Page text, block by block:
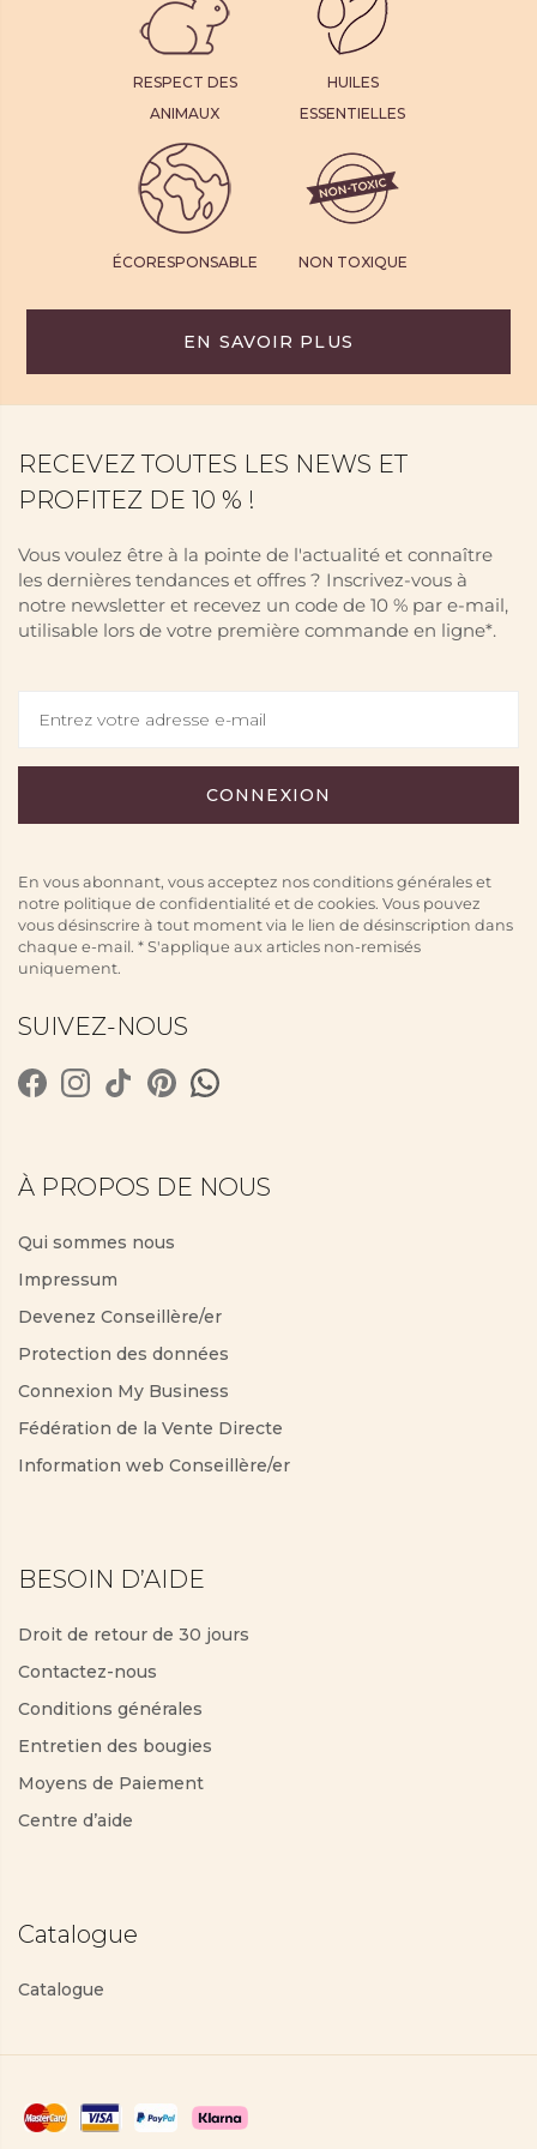
Figues mûres, fruits juteux et vanille veloutée.
Découvrir maintenant
HONEYDEW
Melon vert, mangue mûre et une douce touche
Découvrir maintenant
Découvrir maintenant
RESPECT DES
ANIMAUX
HUILES
ESSENTIELLES
ÉCORESPONSABLE NON TOXIQUE
EN SAVOIR PLUS
RECEVEZ TOUTES LES NEWS ET
PROFITEZ DE 10 % !
Vous voulez être à la pointe de l'actualité et connaître
les dernières tendances et offres ? Inscrivez-vous à
notre newsletter et recevez un code de 10 % par e-mail,
utilisable lors de votre première commande en ligne*.
En vous abonnant, vous acceptez nos conditions générales et
notre politique de confidentialité et de cookies. Vous pouvez
vous désinscrire à tout moment via le lien de désinscription dans
chaque e-mail. * S'applique aux articles non-remisés
uniquement.
SUIVEZ-NOUS
À PROPOS DE NOUS
Qui sommes nous
Impressum
Devenez Conseillère/er
Protection des données
Connexion My Business
Fédération de la Vente Directe
Information web Conseillère/er
BESOIN D’AIDE
Droit de retour de 30 jours
Contactez-nous
Conditions générales
Entretien des bougies
Moyens de Paiement
Centre d’aide
Catalogue
Catalogue